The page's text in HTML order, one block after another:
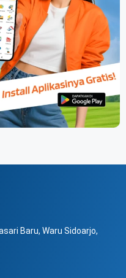
Baru, Waru Sidoarjo,